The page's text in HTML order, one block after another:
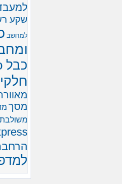
שקע
למחשב
כבל Video
מסך
משולבת